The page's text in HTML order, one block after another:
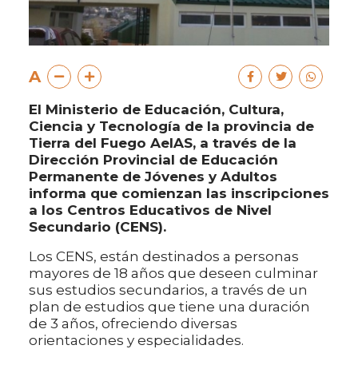
A
El Ministerio de Educación, Cultura,
Ciencia y Tecnología de la provincia de
Tierra del Fuego AeIAS, a través de la
Dirección Provincial de Educación
Permanente de Jóvenes y Adultos
informa que comienzan las inscripciones
a los Centros Educativos de Nivel
Secundario (CENS).
Los CENS, están destinados a personas
mayores de 18 años que deseen culminar
sus estudios secundarios, a través de un
plan de estudios que tiene una duración
de 3 años, ofreciendo diversas
orientaciones y especialidades.